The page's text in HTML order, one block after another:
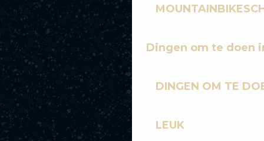
Dingen om te doen
DINGEN OM TE
LEUK